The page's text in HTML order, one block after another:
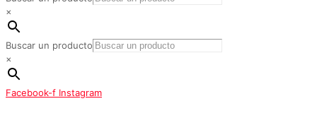
×
Buscar un producto
×
Facebook-f Instagram